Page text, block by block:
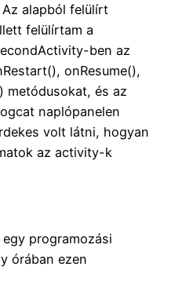
alapból felülírt
felülírtam a
ben az
onResume(),
metódusokat, és az
naplópanelen
volt látni, hogyan
az activity-k
programozási
órában ezen